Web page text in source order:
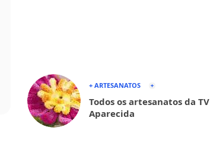
+ ARTESANATOS
Todos os artesanatos da TV
Aparecida